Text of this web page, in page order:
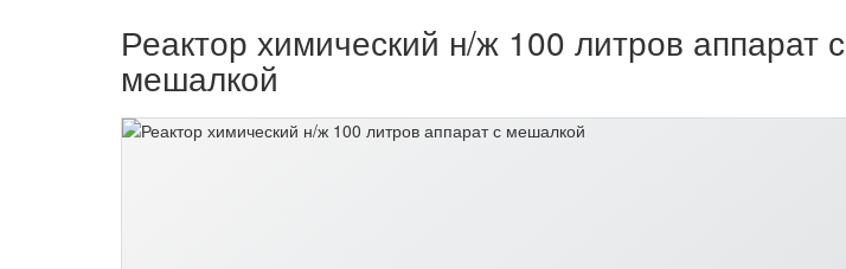
Реактор химический н/ж 100 литров аппарат с
мешалкой